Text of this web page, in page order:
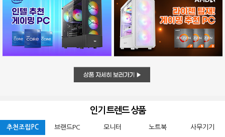
인기 트렌드 상품
추천조립PC 브랜드PC 모니터 노트북 사무기기